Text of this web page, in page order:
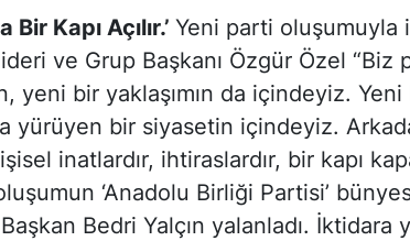
Kapı Açılır.’ Yeni parti oluşumuyla
ve Grup Başkanı Özgür Özel “Biz
yeni bir yaklaşımın da içindeyiz.
yürüyen bir siyasetin içindeyiz. Arkada
inatlardır, ihtiraslardır, bir kapı
‘Anadolu Birliği Partisi’
Bedri Yalçın yalanladı. İktidara